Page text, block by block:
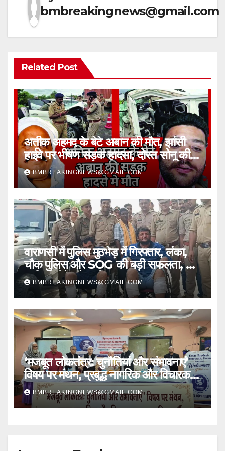
bmbreakingnews@gmail.com
Related Post
अतीक अहमद के बेटे अबान की मौत, झांसी
हाईवे पर भीषण सड़क हादसा, दोस्त सोनू की
भी गई जान
BMBREAKINGNEWS@GMAIL.COM
वाराणसी में पुलिस मुठभेड़ में गिरफ्तार, लंका,
चौक पुलिस और SOG की बड़ी सफलता, 2
शातिर लुटेरे चढ़े हत्थे
BMBREAKINGNEWS@GMAIL.COM
‘मजबूत लोकतंत्र: चुनौतियां और संभावनाएं’
विषय पर मंथन, प्रबुद्ध नागरिक और विचारक
हुए सम्मानित
BMBREAKINGNEWS@GMAIL.COM